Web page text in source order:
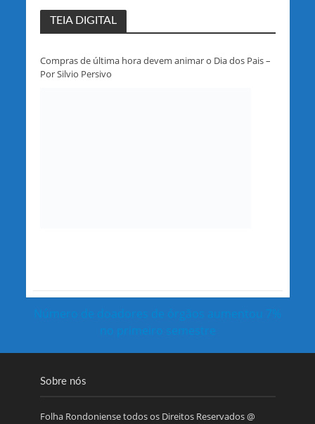
TEIA DIGITAL
Compras de última hora devem animar o Dia dos Pais –
Por Silvio Persivo
Número de doadores de órgãos aumentou 7%
no primeiro semestre
Sobre nós
Folha Rondoniense todos os Direitos Reservados @